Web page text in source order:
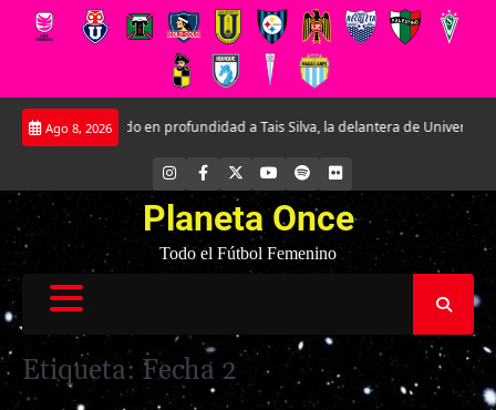
Saltar
Ago 8, 2026
Conociendo en profundidad a Tais Silva, la delantera de Universidad
INSTAGRAM
FACEBOOK YOUTUBE
SPOTIFYFLICKR
Planeta Once
Todo el Fútbol Femenino
Etiqueta: Fecha 2